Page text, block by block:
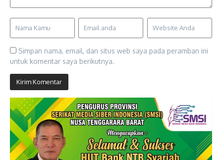
Simpan nama, email, dan situs web saya pada peramban ini
untuk komentar saya berikutnya.